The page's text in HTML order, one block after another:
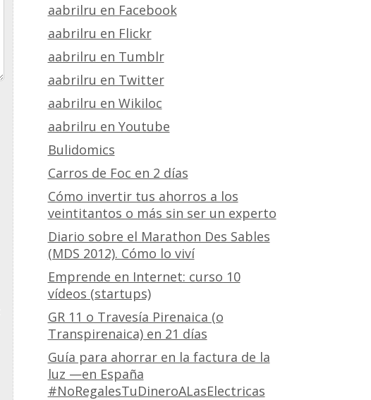
aabrilru en Facebook
aabrilru en Flickr
aabrilru en Tumblr
aabrilru en Twitter
aabrilru en Wikiloc
aabrilru en Youtube
Bulidomics
Carros de Foc en 2 días
Cómo invertir tus ahorros a los
veintitantos o más sin ser un experto
Diario sobre el Marathon Des Sables
(MDS 2012). Cómo lo viví
Emprende en Internet: curso 10
vídeos (startups)
GR 11 o Travesía Pirenaica (o
Transpirenaica) en 21 días
Guía para ahorrar en la factura de la
luz —en España
#NoRegalesTuDineroALasElectricas